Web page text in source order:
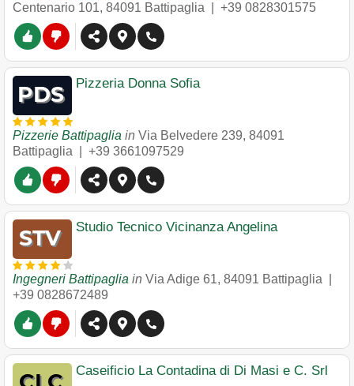
Centenario 101, 84091 Battipaglia +39 0828301575
Pizzeria Donna Sofia
Pizzerie Battipaglia in Via Belvedere 239, 84091
Battipaglia
+39 3661097529
Studio Tecnico Vicinanza Angelina
Ingegneri Battipaglia in Via Adige 61, 84091 Battipaglia
+39 0828672489
Caseificio La Contadina di Di Masi e C. Srl